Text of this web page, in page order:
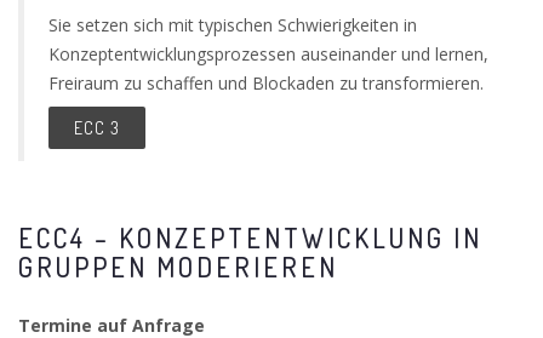
Sie setzen sich mit typischen Schwierigkeiten in
Konzeptentwicklungsprozessen auseinander und lernen,
Freiraum zu schaffen und Blockaden zu transformieren.
ECC 3
ECC4 – KONZEPTENTWICKLUNG IN
GRUPPEN MODERIEREN
Termine auf Anfrage